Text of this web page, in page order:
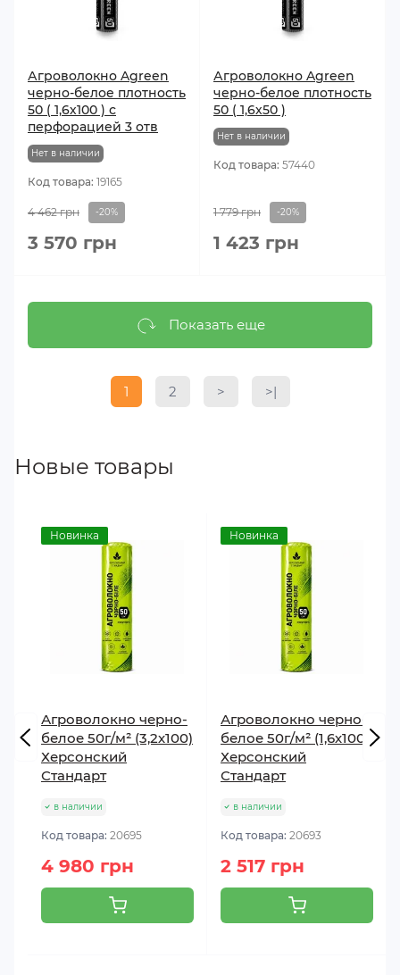
Агроволокно Agreen
черно-белое плотность
50 ( 1,6х100 ) с
перфорацией 3 отв
Нет в наличии
Код товара: 19165
4 462 грн -20%
3 570 грн
Агроволокно Agreen
черно-белое плотность
50 ( 1,6х50 )
Нет в наличии
Код товара: 57440
1 779 грн -20%
1 423 грн
Показать еще
1 2 > >|
Новые товары
Новинка
Агроволокно черно-
белое 50г/м² (3,2х100)
Херсонский
Стандарт
в наличии
Код товара: 20695
4 980 грн
Новинка
Агроволокно черно-
белое 50г/м² (1,6х100)
Херсонский
Стандарт
в наличии
Код товара: 20693
2 517 грн